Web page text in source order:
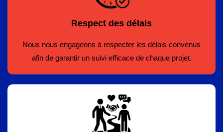
Respect des délais
Nous nous engageons à respecter les délais convenus
afin de garantir un suivi efficace de chaque projet.